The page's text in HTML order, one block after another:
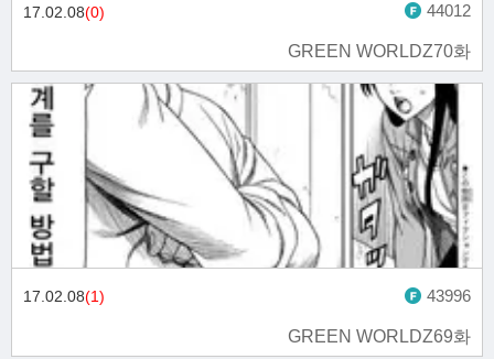
GREEN WORLDZ70화
17.02.08(0) 44012
GREEN WORLDZ69화
17.02.08(1) 43996